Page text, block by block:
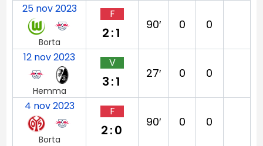
25 nov 2023
Borta
F
2:1
90′ 0 0
12 nov 2023
Hemma
V
3:1
27′ 0 0
4 nov 2023
Borta
F
2:0
90′ 0 0